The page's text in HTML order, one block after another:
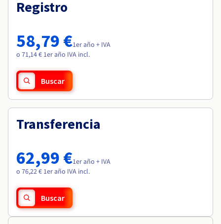
Precios
Roadmap & Changelog
Observabilidad
Roadmap y Changelog
Roadmap & Changelog
Roadmap & Changelog
Roadmap & Changelog
Registro
58,79 €1er año + IVA
o 71,14 € 1er año IVA incl.
Buscar
Transferencia
62,99 €1er año + IVA
o 76,22 € 1er año IVA incl.
Buscar